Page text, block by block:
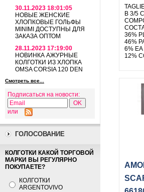
30.11.2023 18:01:05
НОВЫЕ ЖЕНСКИЕ
ХЛОПКОВЫЕ ГОЛЬФЫ
MINIMI ДОСТУПНЫ ДЛЯ
ЗАКАЗА ОПТОМ
28.11.2023 17:19:00
НОВИНКА АЖУРНЫЕ
КОЛГОТКИ ИЗ ХЛОПКА
OMSA CORSIA 120 DEN
Смотреть все...
Подписаться на новости:
или
ГОЛОСОВАНИЕ
КОЛГОТКИ КАКОЙ ТОРГОВОЙ
МАРКИ ВЫ РЕГУЛЯРНО
ПОКУПАЕТЕ?
КОЛГОТКИ
ARGENTOVIVO
B 3/5
36%
46%
6% EA
12%